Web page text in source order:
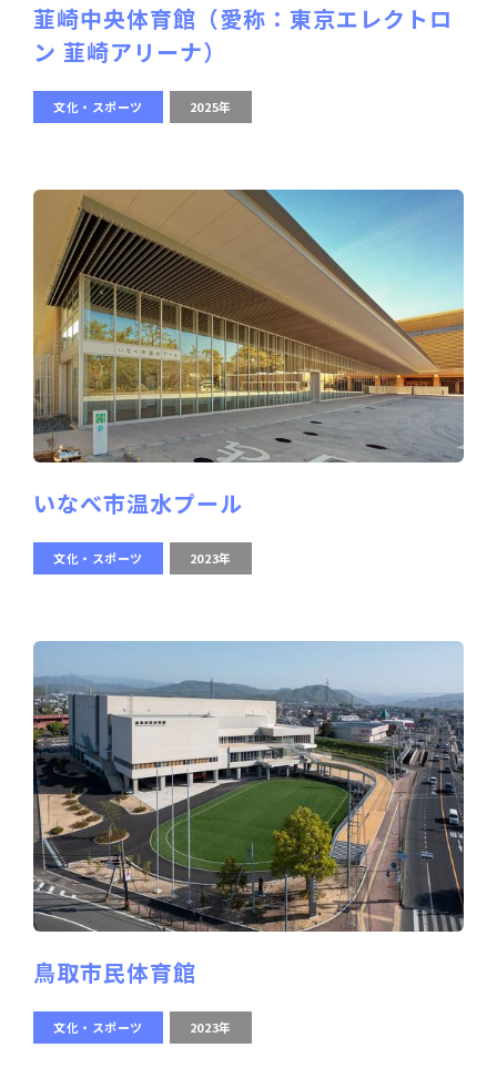
韮崎中央体育館（愛称：東京エレクトロ
ン 韮崎アリーナ）
文化・スポーツ 2025年
いなべ市温水プール
文化・スポーツ 2023年
鳥取市民体育館
文化・スポーツ 2023年